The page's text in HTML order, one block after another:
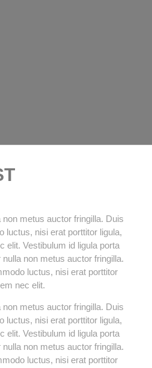
metus auctor fringilla. Duis
luctus, nisi erat porttitor ligula,
elit. Vestibulum id ligula porta
non metus auctor fringilla.
luctus, nisi erat porttitor
nec elit.
metus auctor fringilla. Duis
luctus, nisi erat porttitor ligula,
elit. Vestibulum id ligula porta
non metus auctor fringilla.
luctus, nisi erat porttitor